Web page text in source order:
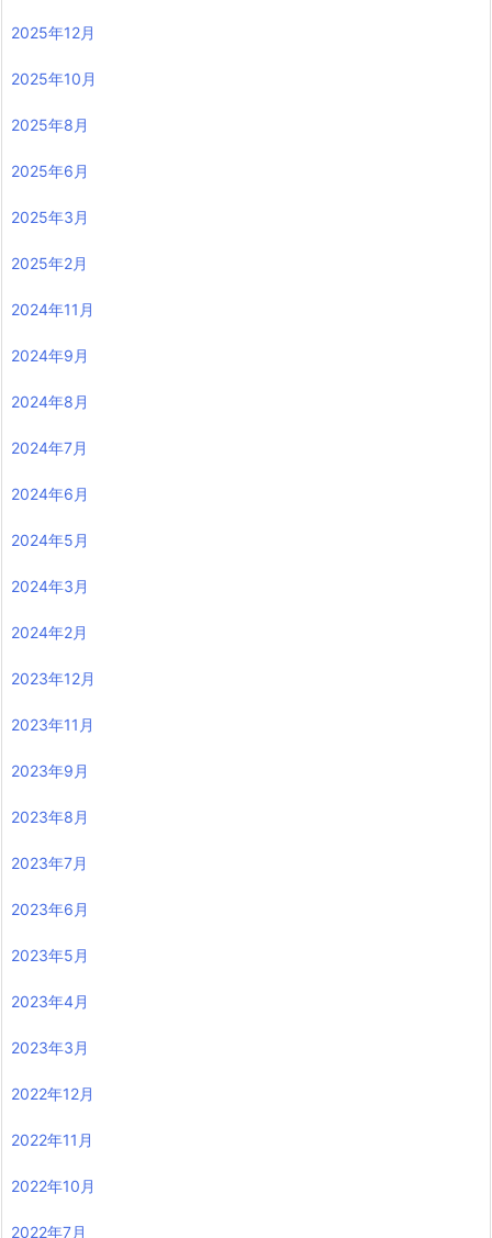
2025年12月
2025年10月
2025年8月
2025年6月
2025年3月
2025年2月
2024年11月
2024年9月
2024年8月
2024年7月
2024年6月
2024年5月
2024年3月
2024年2月
2023年12月
2023年11月
2023年9月
2023年8月
2023年7月
2023年6月
2023年5月
2023年4月
2023年3月
2022年12月
2022年11月
2022年10月
2022年7月